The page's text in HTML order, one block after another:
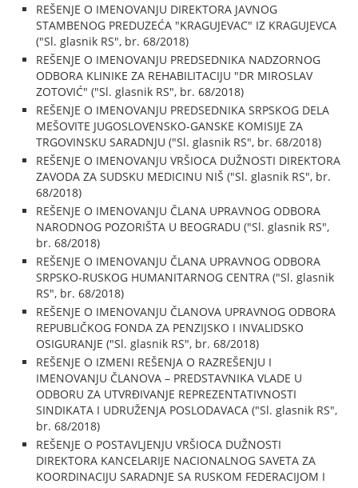
REŠENJE O IMENOVANJU DIREKTORA JAVNOG
STAMBENOG PREDUZEĆA "KRAGUJEVAC" IZ KRAGUJEVCA
("Sl. glasnik RS", br. 68/2018)
REŠENJE O IMENOVANJU PREDSEDNIKA NADZORNOG
ODBORA KLINIKE ZA REHABILITACIJU "DR MIROSLAV
ZOTOVIĆ" ("Sl. glasnik RS", br. 68/2018)
REŠENJE O IMENOVANJU PREDSEDNIKA SRPSKOG DELA
MEŠOVITE JUGOSLOVENSKO-GANSKE KOMISIJE ZA
TRGOVINSKU SARADNJU ("Sl. glasnik RS", br. 68/2018)
REŠENJE O IMENOVANJU VRŠIOCA DUŽNOSTI DIREKTORA
ZAVODA ZA SUDSKU MEDICINU NIŠ ("Sl. glasnik RS", br.
68/2018)
REŠENJE O IMENOVANJU ČLANA UPRAVNOG ODBORA
NARODNOG POZORIŠTA U BEOGRADU ("Sl. glasnik RS",
br. 68/2018)
REŠENJE O IMENOVANJU ČLANA UPRAVNOG ODBORA
SRPSKO-RUSKOG HUMANITARNOG CENTRA ("Sl. glasnik
RS", br. 68/2018)
REŠENJE O IMENOVANJU ČLANOVA UPRAVNOG ODBORA
REPUBLIČKOG FONDA ZA PENZIJSKO I INVALIDSKO
OSIGURANJE ("Sl. glasnik RS", br. 68/2018)
REŠENJE O IZMENI REŠENJA O RAZREŠENJU I
IMENOVANJU ČLANOVA – PREDSTAVNIKA VLADE U
ODBORU ZA UTVRĐIVANJE REPREZENTATIVNOSTI
SINDIKATA I UDRUŽENJA POSLODAVACA ("Sl. glasnik RS",
br. 68/2018)
REŠENJE O POSTAVLJENJU VRŠIOCA DUŽNOSTI
DIREKTORA KANCELARIJE NACIONALNOG SAVETA ZA
KOORDINACIJU SARADNJE SA RUSKOM FEDERACIJOM I